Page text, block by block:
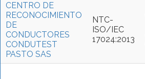
CENTRO DE
RECONOCIMIENTO
DE
CONDUCTORES
CONDUTEST
PASTO SAS
NTC-
ISO/IEC
17024:2013